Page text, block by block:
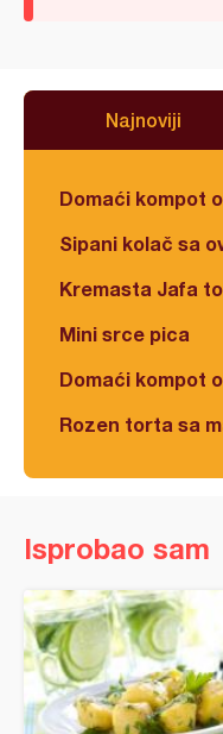
Najnoviji
Domaći kompot
Sipani kolač sa
Kremasta Jafa
Mini srce pica
Domaći kompot
Rozen torta sa
Isprobao sam